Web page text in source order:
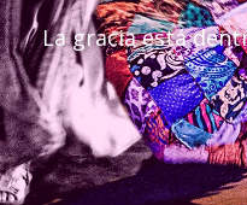
La gracia está